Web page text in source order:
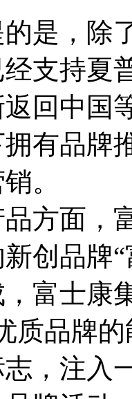
是，除
支持夏
回中国
有品牌
。
方面，
创品牌
富士康
质品牌
志，注